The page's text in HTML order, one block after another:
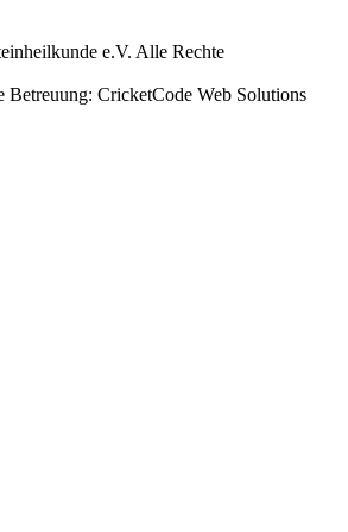
e.V. Alle Rechte
Betreuung: CricketCode Web Solutions